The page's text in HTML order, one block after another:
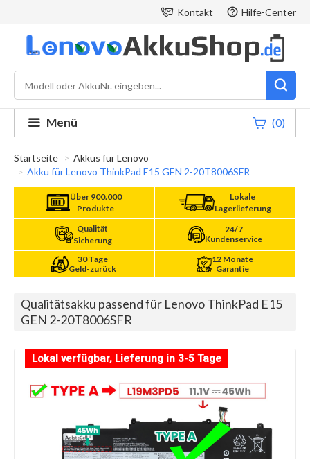
Kontakt Hilfe-Center
Menü (0)
Startseite
Akkus für Lenovo
Akku für Lenovo ThinkPad E15 GEN 2-20T8006SFR
Über 900.000
Produkte
Lokale
Lagerlieferung
Qualität
Sicherung
24/7
Kundenservice
30 Tage
Geld-zurück
12 Monate
Garantie
Qualitätsakku passend für Lenovo ThinkPad E15
GEN 2-20T8006SFR
Lokal verfügbar, Lieferung in 3-5 Tage